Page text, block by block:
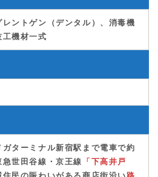
ントゲン（デンタル）、消毒機
機材一式
ターミナル新宿駅まで電車で約
世田谷線・京王線 「下高井戸
住民の賑わいがある商店街沿い 路